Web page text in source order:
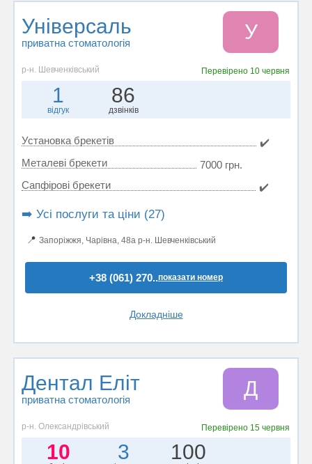
Універсаль
приватна стоматологія У
р-н. Шевченківський Перевірено 10 червня
1
відгук
86
дзвінків
Установка брекетів
✔️
Металеві брекети
7000 грн.
Сапфірові брекети
✔️
➡️ Усі послуги та ціни (27)
📍 Запоріжжя, Чарівна, 48а р-н. Шевченківський
+38 (061) 270..показати номер
Докладніше
Дентал Еліт
приватна стоматологія Д
р-н. Олександрівський Перевірено 15 червня
10 3 100